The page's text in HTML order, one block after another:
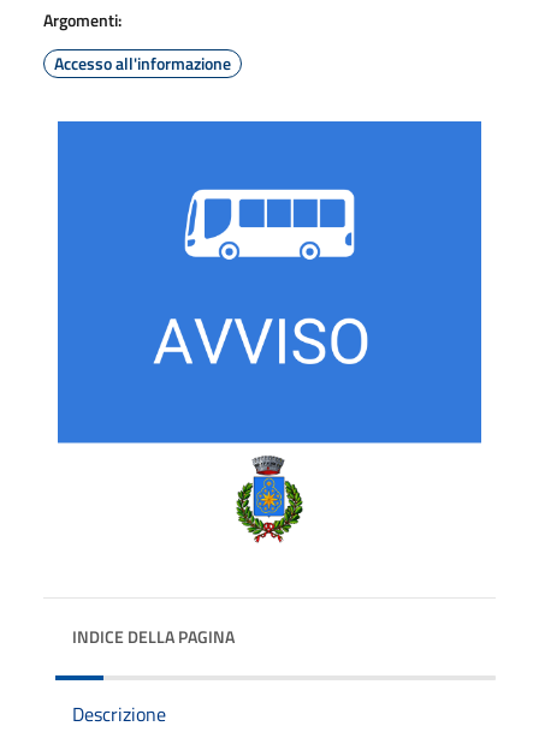
Argomenti:
Accesso all'informazione
INDICE DELLA PAGINA
Descrizione